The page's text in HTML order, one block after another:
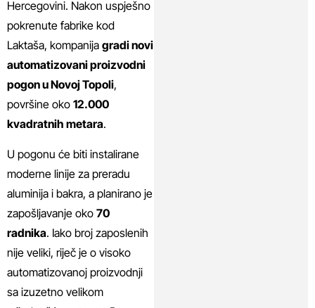
Hercegovini. Nakon uspješno
pokrenute fabrike kod
Laktaša, kompanija gradi novi
automatizovani proizvodni
pogonu Novoj Topoli,
površine oko 12.000
kvadratnih metara.
U pogonu će biti instalirane
moderne linije za preradu
aluminija i bakra, a planirano je
zapošljavanje oko 70
radnika. Iako broj zaposlenih
nije veliki, riječ je o visoko
automatizovanoj proizvodnji
sa izuzetno velikom